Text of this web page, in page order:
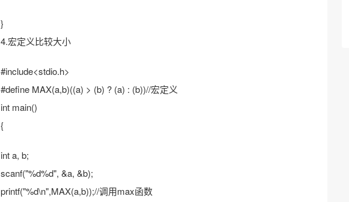
}
4.宏定义比较大小
#include<stdio.h>
#define MAX(a,b)((a) > (b) ? (a) : (b))//宏定义
int main()
{
int a, b;
scanf("%d%d", &a, &b);
printf("%d\n",MAX(a,b));//调用max函数